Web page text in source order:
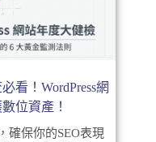
看！WordPress網
位資產！
確保你的SEO表現